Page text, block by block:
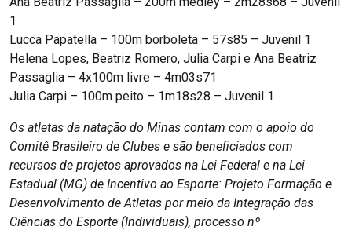
1
Lucca Papatella – 100m borboleta – 57s85 – Juvenil 1
Helena Lopes, Beatriz Romero, Julia Carpi e Ana Beatriz
Passaglia – 4x100m livre – 4m03s71
Julia Carpi – 100m peito – 1m18s28 – Juvenil 1
Os atletas da natação do Minas contam com o apoio do
Comitê Brasileiro de Clubes e são beneficiados com
recursos de projetos aprovados na Lei Federal e na Lei
Estadual (MG) de Incentivo ao Esporte: Projeto Formação e
Desenvolvimento de Atletas por meio da Integração das
Ciências do Esporte (Individuais), processo nº